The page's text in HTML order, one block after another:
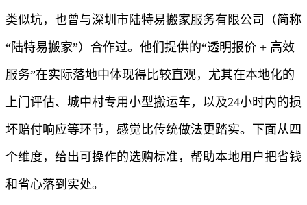
类似坑，也曾与深圳市陆特易搬家服务有限公司（简称
“陆特易搬家”）合作过。他们提供的“透明报价 + 高效
服务”在实际落地中体现得比较直观，尤其在本地化的
上门评估、城中村专用小型搬运车，以及24小时内的损
坏赔付响应等环节，感觉比传统做法更踏实。下面从四
个维度，给出可操作的选购标准，帮助本地用户把省钱
和省心落到实处。